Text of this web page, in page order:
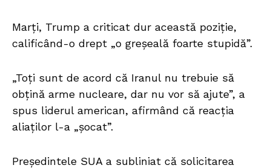
Marți, Trump a criticat dur această poziție,
calificând-o drept „o greșeală foarte stupidă”.
„Toți sunt de acord că Iranul nu trebuie să
obțină arme nucleare, dar nu vor să ajute”, a
spus liderul american, afirmând că reacția
aliaților l-a „șocat”.
Președintele SUA a subliniat că solicitarea